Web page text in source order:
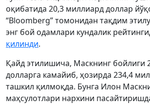
оқибатида 20,3 миллиард доллар
“Bloomberg” томонидан тақдим
энг бой одамлари кундалик
қилинди.
Қайд этилишича, Маскнинг бойлиги
долларга камайиб, ҳозирда 234,4
ташкил қилмоқда. Бунга Илон
маҳсулотлари нархини